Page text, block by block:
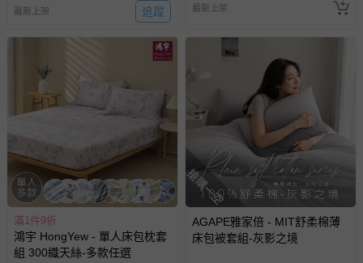
最新上架 追蹤 最新上架
滿1件9折
鴻宇 HongYew - 單人床包枕套
組 300織天絲-多款任選
搶購一空
AGAPE雅家倍 - MIT舒柔棉薄
床包被套組-灰影之境